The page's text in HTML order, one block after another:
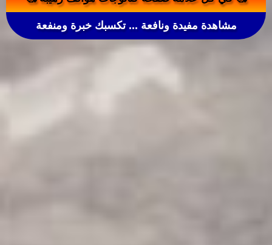
مشاهدة مفيدة ونافعة ... تكسبك خبرة ومنفعة